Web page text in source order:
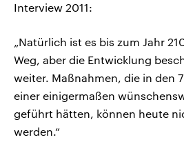
Interview 2011:
„Natürlich ist es bis zum Jahr
Weg, aber die Entwicklung
weiter. Maßnahmen, die in den
einer einigermaßen
geführt hätten, können heute
werden.“